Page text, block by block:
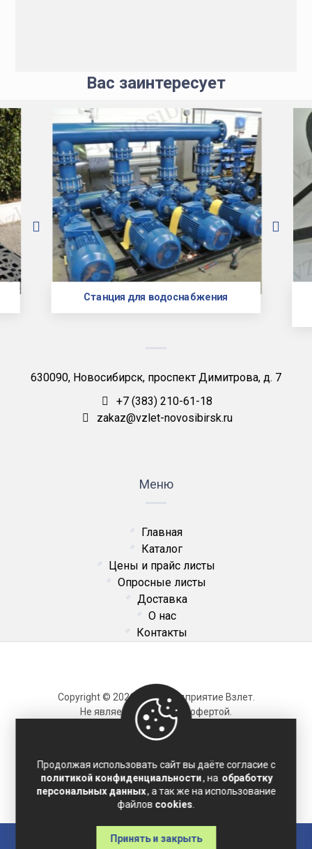
Вас заинтересует
Станция для водоснабжения
630090, Новосибирск, проспект Димитрова, д. 7
+7 (383) 210-61-18
zakaz@vzlet-novosibirsk.ru
Меню
Главная
Каталог
Цены и прайс листы
Опросные листы
Доставка
О нас
Контакты
Copyright © 2026 ОДО Предприятие Взлет.
Не является публичной офертой.
Карта сайта
Политика конфиденциальности
Соглашение на обработку персональных данных
Продолжая использовать сайт вы даёте согласие с
политикой конфиденциальности, на обработку
персональных данных, а так же на использование
файлов cookies
Принять и закрыть